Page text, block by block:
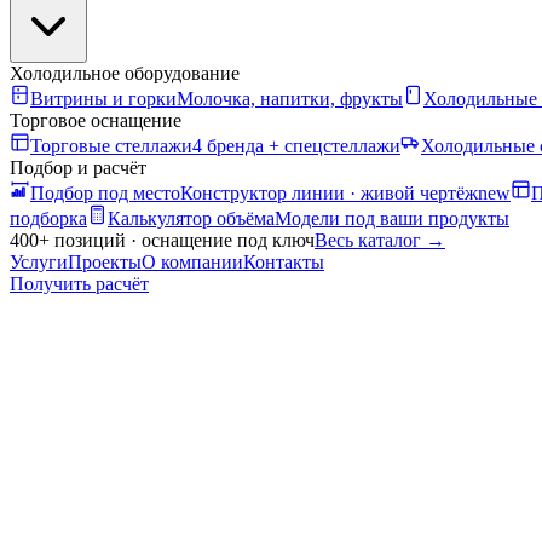
Холодильное оборудование
Витрины и горкиМолочка, напитки, фрукты
Торговое оснащение
Торговые стеллажи4 бренда + спецстеллажи Холодильные
Подбор и расчёт
Подбор под местоКонструктор линии · живой чертёжnew
подборка
Калькулятор объёмаМодели под ваши продукты
400+ позиций · оснащение под ключВесь каталог →
УслугиПроектыО компанииКонтакты
Получить расчёт